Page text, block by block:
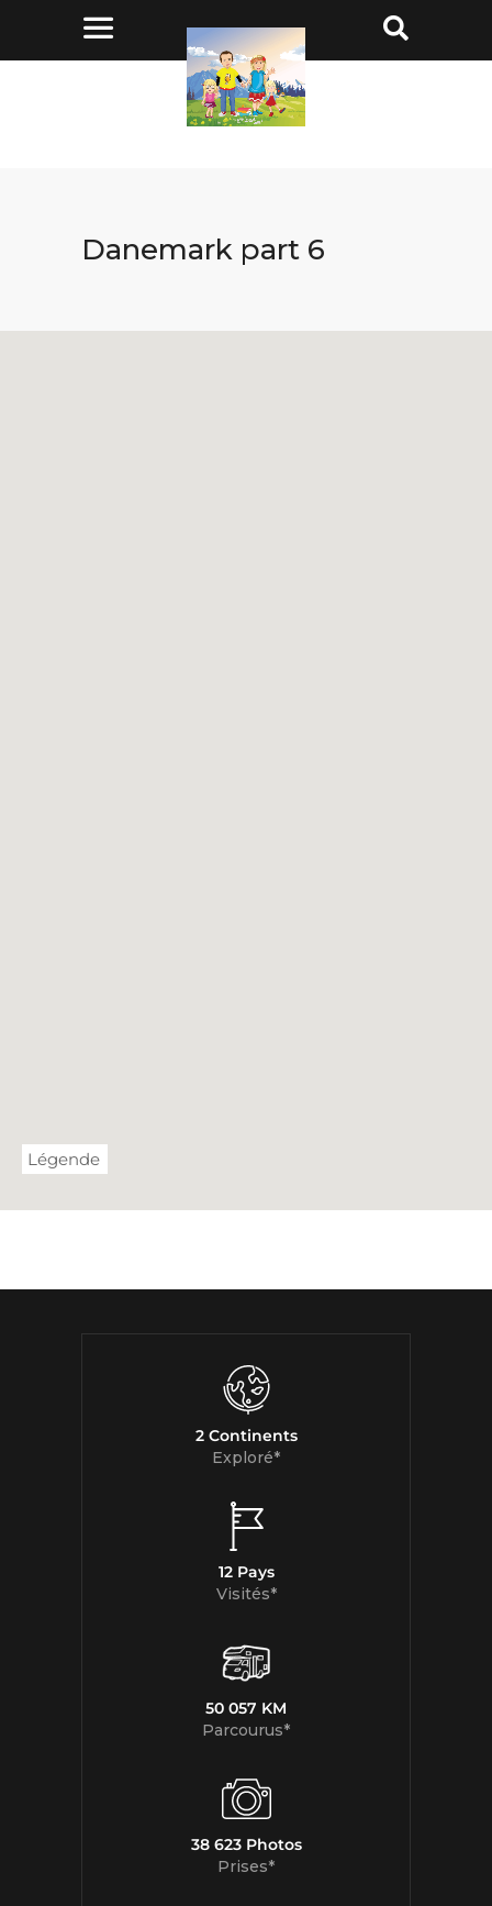
Danemark part 6
Légende
2 Continents
Exploré*
12 Pays
Visités*
50 057 KM
Parcourus*
38 623 Photos
Prises*